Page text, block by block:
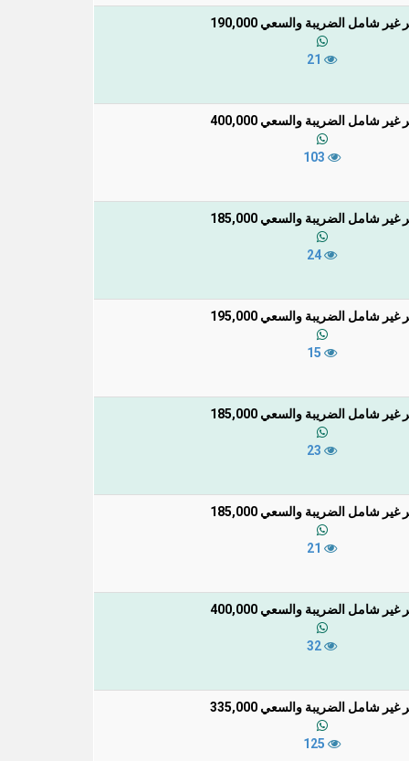
غير شامل الضريبة والسعي 190,000
غير شامل الضريبة والسعي 400,000
غير شامل الضريبة والسعي 185,000
غير شامل الضريبة والسعي 195,000
غير شامل الضريبة والسعي 185,000
غير شامل الضريبة والسعي 185,000
غير شامل الضريبة والسعي 400,000
غير شامل الضريبة والسعي 335,000